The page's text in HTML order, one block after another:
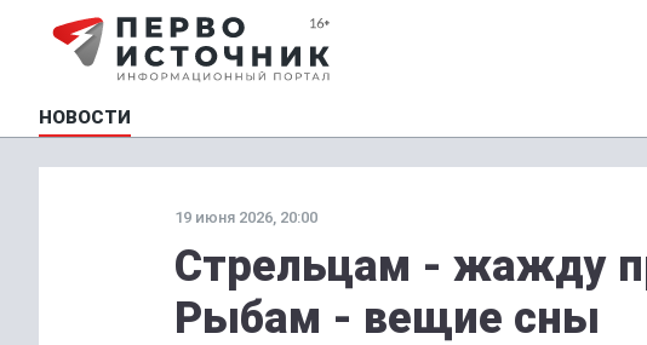
НОВОСТИ
19 июня 2026, 20:00
Стрельцам - жажду
Рыбам - вещие сны